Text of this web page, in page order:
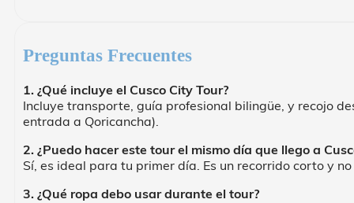
Preguntas Frecuentes
1. ¿Qué incluye el Cusco City Tour?
Incluye transporte, guía profesional bilingüe, y recojo
entrada a Qoricancha).
2. ¿Puedo hacer este tour el mismo día que llego a
Sí, es ideal para tu primer día. Es un recorrido corto y
3. ¿Qué ropa debo usar durante el tour?